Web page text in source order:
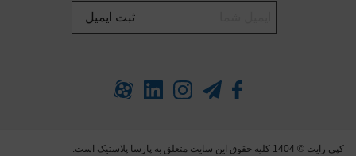
ثبت ایمیل
کپی رایت © 1404 کلیه حقوق این سایت متعلق به پارسا پلاستیک است.